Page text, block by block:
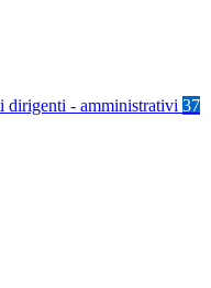
dirigenti - amministrativi 37